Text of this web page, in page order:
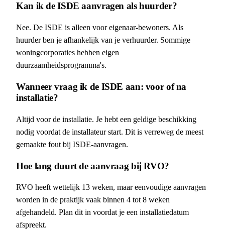
Kan ik de ISDE aanvragen als huurder?
Nee. De ISDE is alleen voor eigenaar-bewoners. Als
huurder ben je afhankelijk van je verhuurder. Sommige
woningcorporaties hebben eigen
duurzaamheidsprogramma's.
Wanneer vraag ik de ISDE aan: voor of na
installatie?
Altijd voor de installatie. Je hebt een geldige beschikking
nodig voordat de installateur start. Dit is verreweg de meest
gemaakte fout bij ISDE-aanvragen.
Hoe lang duurt de aanvraag bij RVO?
RVO heeft wettelijk 13 weken, maar eenvoudige aanvragen
worden in de praktijk vaak binnen 4 tot 8 weken
afgehandeld. Plan dit in voordat je een installatiedatum
afspreekt.